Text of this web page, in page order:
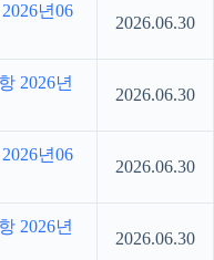
년06
2026.06.30
2026년
2026.06.30
년06
2026.06.30
2026년
2026.06.30